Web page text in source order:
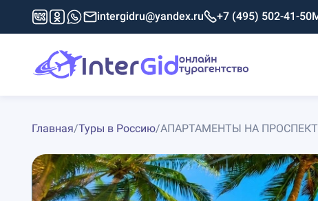
intergidru@yandex.ru +7 (495) 502-41-50
Главная/Туры в Россию/АПАРТАМЕНТЫ НА